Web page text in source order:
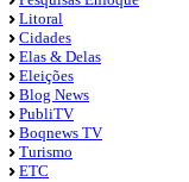
Litoral
Cidades
Elas & Delas
Eleições
Blog News
PubliTV
Boqnews TV
Turismo
ETC